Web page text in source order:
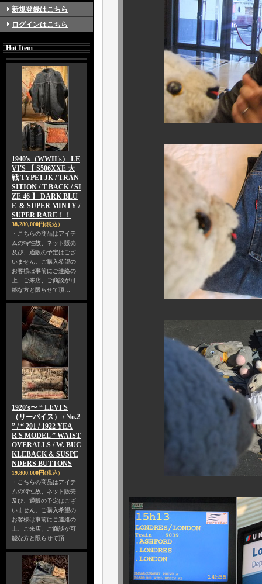
新規登録はこちら
ログインはこちら
Hot Item
1940's（WWII's） LE
VI'S 【 S506XXE 大
戦 TYPE1 JK / TRAN
SITION / T-BACK / SI
ZE 46 】 DARK BLU
E ＆ SUPER MINTY /
SUPER RARE！！
38,280,000円(税込)
・こちらの商品はアイテ
ムの特性故、ネット販売
及び、通販の予定はござ
いません。ご購入希望の
お客様は事前にご連絡の
上、ご来店、ご商談が可
能な方と限らせて頂…
1920's〜 “ LEVI'S
（リーバイス） / No.2
” / “ 201 / 1922 YEA
R'S MODEL ” WAIST
OVERALLS / W. BUC
KLEBACK & SUSPE
NDERS BUTTONS
19,800,000円(税込)
・こちらの商品はアイテ
ムの特性故、ネット販売
及び、通販の予定はござ
いません。ご購入希望の
お客様は事前にご連絡の
上、ご来店、ご商談が可
能な方と限らせて頂…